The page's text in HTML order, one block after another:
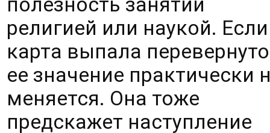
религией или наукой. Если
карта выпала
ее значение практически
меняется. Она тоже
предскажет наступление